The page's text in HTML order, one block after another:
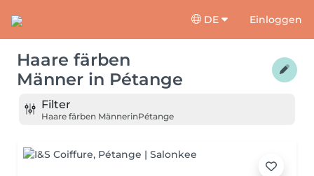
DE Einloggen
Haare färben
Männer in Pétange
Filter
Haare färben MännerinPétange